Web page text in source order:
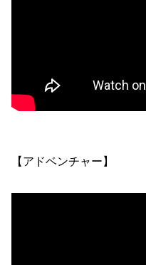
【アドベンチャー】